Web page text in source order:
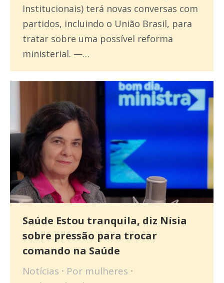
Institucionais) terá novas conversas com
partidos, incluindo o União Brasil, para
tratar sobre uma possível reforma
ministerial. —…
Saúde Estou tranquila, diz Nísia
sobre pressão para trocar
comando na Saúde
Notícias Por mulheres